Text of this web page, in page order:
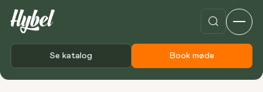
Se katalog Book møde